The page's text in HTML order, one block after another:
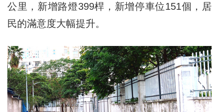
公里，新增路燈399桿，新增停車位151個，居
民的滿意度大幅提升。